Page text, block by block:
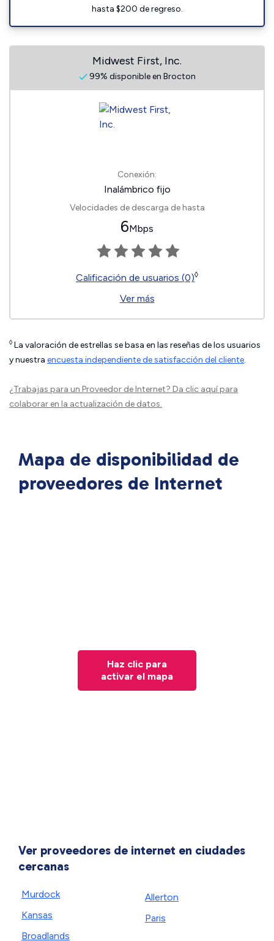
hasta $200 de regreso.
Midwest First, Inc.
99% disponible en Brocton
Conexión:
Inalámbrico fijo
Velocidades de descarga de hasta
6Mbps
Calificación de usuarios (0)◊
Ver más
◊ La valoración de estrellas se basa en las reseñas de los usuarios
y nuestra encuesta independiente de satisfacción del cliente.
¿Trabajas para un Proveedor de Internet? Da clic aquípara
colaborar en la actualización de datos.
Mapa de disponibilidad de
proveedores de Internet
Haz clic para
activar el mapa
Ver proveedores de internet en ciudades
cercanas
Murdock
Kansas
Broadlands
Allerton
Paris